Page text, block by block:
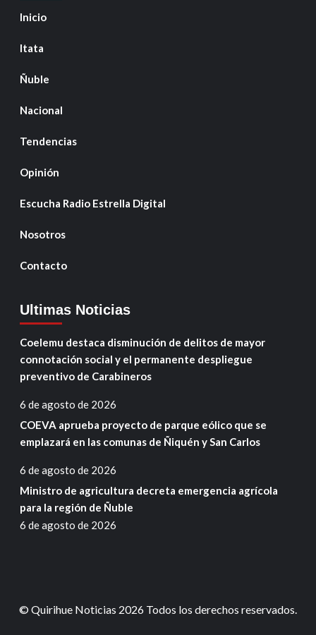
Inicio
Itata
Ñuble
Nacional
Tendencias
Opinión
Escucha Radio Estrella Digital
Nosotros
Contacto
Ultimas Noticias
Coelemu destaca disminución de delitos de mayor
connotación social y el permanente despliegue
preventivo de Carabineros
6 de agosto de 2026
COEVA aprueba proyecto de parque eólico que se
emplazará en las comunas de Ñiquén y San Carlos
6 de agosto de 2026
Ministro de agricultura decreta emergencia agrícola
para la región de Ñuble
6 de agosto de 2026